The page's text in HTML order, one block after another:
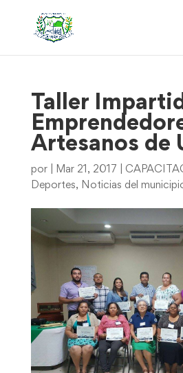
Taller
Artesanos de
por Mar 21, 2017
Deportes, Noticias del